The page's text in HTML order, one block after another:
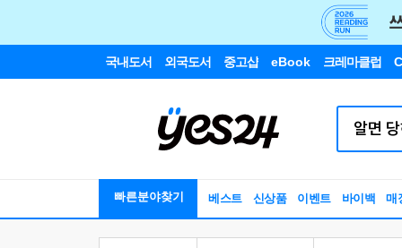
국내도서 외국도서 중고샵 eBook 크레마클럽
빠른분야찾기 베스트 신상품 이벤트 바이백 매